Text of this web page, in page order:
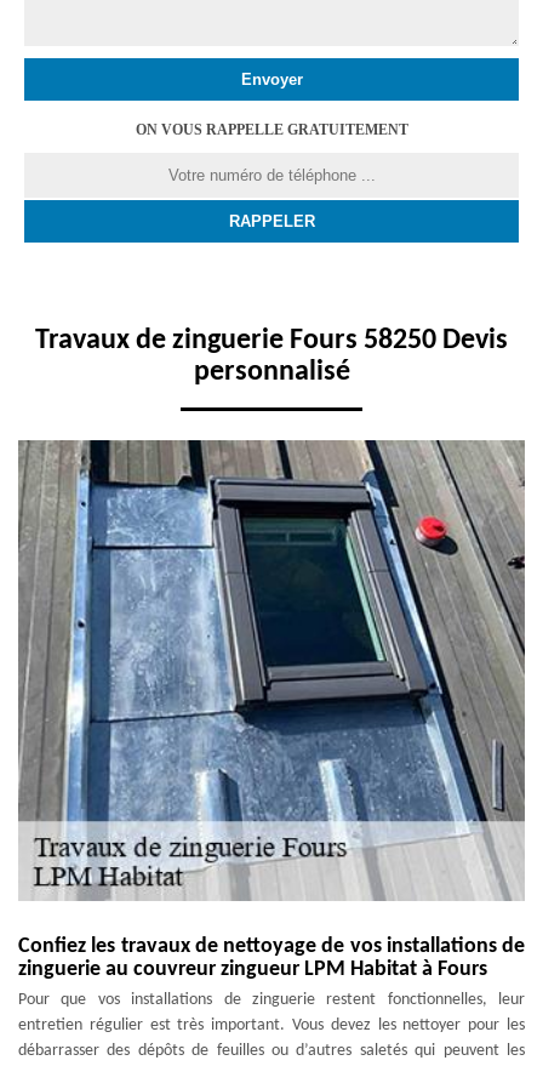
ON VOUS RAPPELLE GRATUITEMENT
Travaux de zinguerie Fours 58250 Devis
personnalisé
Confiez les travaux de nettoyage de vos installations de
zinguerie au couvreur zingueur LPM Habitat à Fours
Pour que vos installations de zinguerie restent fonctionnelles, leur
entretien régulier est très important. Vous devez les nettoyer pour les
débarrasser des dépôts de feuilles ou d’autres saletés qui peuvent les